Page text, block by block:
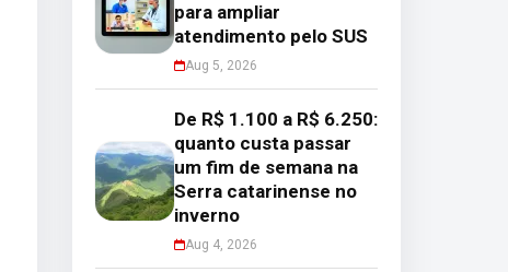
para ampliar
atendimento pelo SUS
Aug 5, 2026
De R$ 1.100 a R$ 6.250:
quanto custa passar
um fim de semana na
Serra catarinense no
inverno
Aug 4, 2026